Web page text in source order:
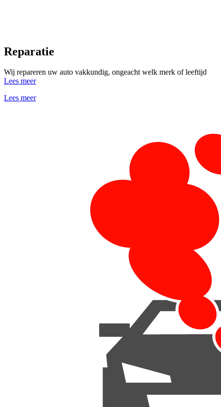
Reparatie
Wij repareren uw auto vakkundig, ongeacht welk merk of leeftijd
Lees meer
Lees meer